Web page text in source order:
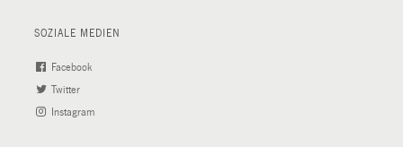
SOZIALE MEDIEN
Facebook
Twitter
Link)
Instagram